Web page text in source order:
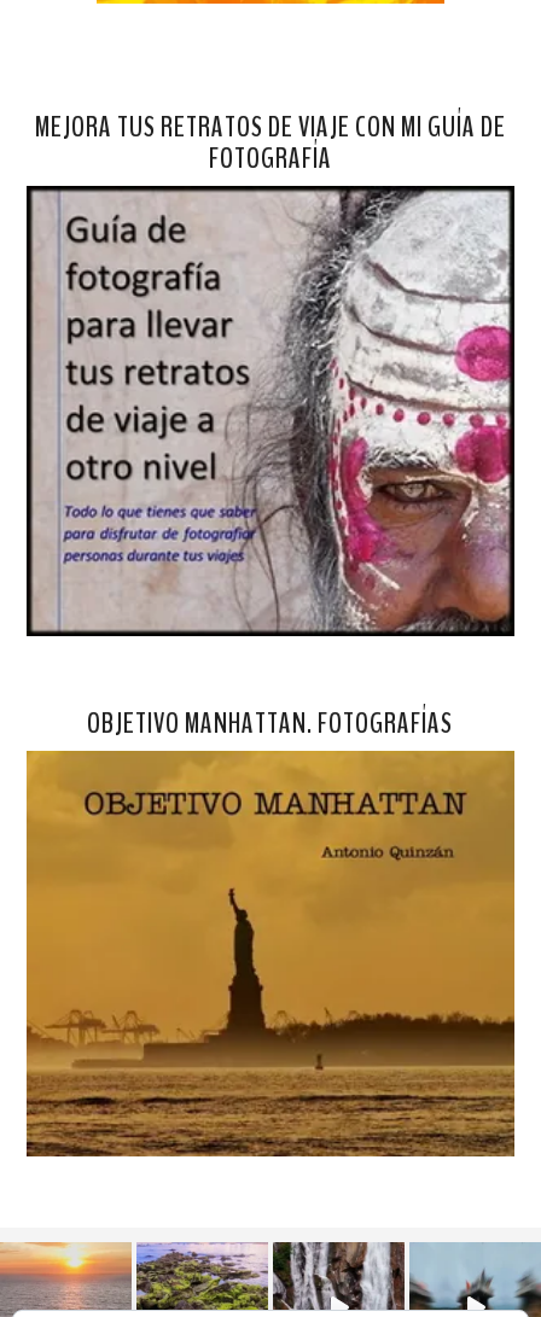
MEJORA TUS RETRATOS DE VIAJE CON MI GUÍA DE
FOTOGRAFÍA
OBJETIVO MANHATTAN. FOTOGRAFÍAS